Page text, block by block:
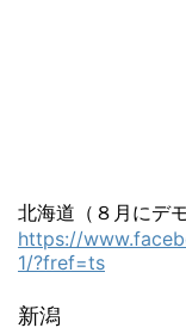
北海道（８月にデ
https://
1/?fref=ts
新潟